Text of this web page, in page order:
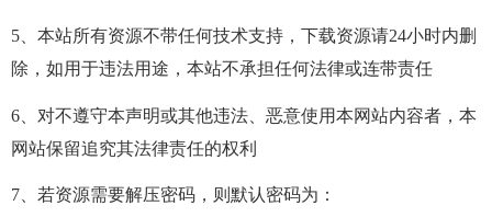
5、本站所有资源不带任何技术支持，下载资源请24小时内删
除，如用于违法用途，本站不承担任何法律或连带责任
6、对不遵守本声明或其他违法、恶意使用本网站内容者，本
网站保留追究其法律责任的权利
7、若资源需要解压密码，则默认密码为：